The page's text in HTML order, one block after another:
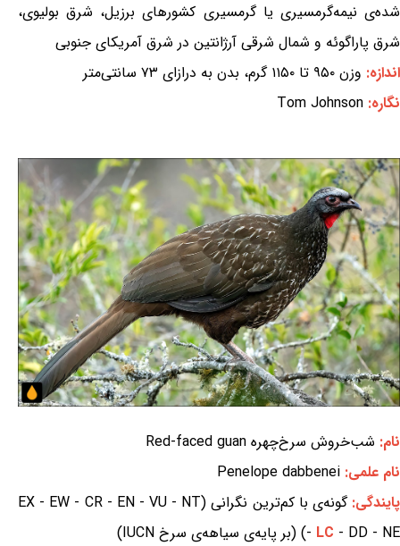
شده‌ی نیمه‌گرمسیری یا گرمسیری کشورهای برزیل، شرق بولیوی،
شرق پاراگوئه و شمال شرقی آرژانتین در شرق آمریکای جنوبی
اندازه: وزن ۹۵۰ تا ۱۱۵۰ گرم، بدن به درازای ۷۳ سانتی‌متر
نگاره: Tom Johnson
نام: شب‌خروش سرخ‌چهره Red-faced guan
نام علمی: Penelope dabbenei
پایندگی:
گونه‌ی با کم‌ترین نگرانی (EX - EW - CR - EN - VU - NT
- LC - DD - NE) (بر پایه‌ی سیاهه‌ی سرخ IUCN)